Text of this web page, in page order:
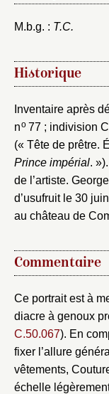
M.b.g. : T.C.
Historique
Inventaire après
no77 ; indivision
(« Tête de prêtre.
Prince impérial.
de l’artiste.
d’usufruit le 30
au château de
Commentaire
Ce portrait est à
diacre à genoux
C.50.067). En
fixer l’allure
vêtements,
échelle